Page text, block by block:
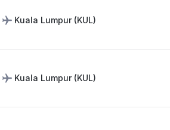
Kuala Lumpur(KUL)
Kuala Lumpur(KUL)